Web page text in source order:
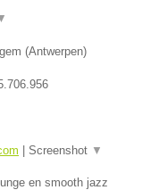
(Antwerpen)
Screenshot ▼
en smooth jazz